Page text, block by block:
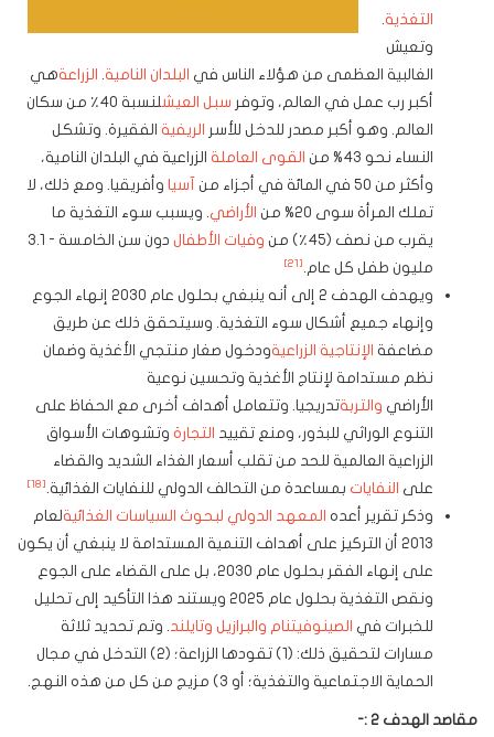
التغذية.
وتعيش
الغالبية العظمى من هؤلاء الناس في البلدان النامية. الزراعةهي
أكبر رب عمل في العالم، وتوفر سبل العيش
لنسبة 40٪ من سكان
العالم. وهو أكبر مصدر للدخل للأسر الريفية الفقيرة. وتشكل
النساء نحو 43% من
القوى العاملة الزراعية في البلدان النامية،
وأكثر من 50 في المائة في أجزاء من
آسيا وأفريقيا. ومع ذلك، لا
تملك المرأة سوى 20% من
الأراضي. ويسبب سوء التغذية ما
يقرب من نصف (45٪) من
وفيات الأطفال
دون سن الخامسة - 3.1
مليون طفل كل عام.[21]
ويهدف الهدف 2 إلى أنه ينبغي بحلول عام 2030 إنهاء الجوع
وإنهاء جميع أشكال سوء التغذية. وسيتحقق ذلك عن طريق
مضاعفة الإنتاجية الزراعيةودخول صغار منتجي الأغذية وضمان
نظم مستدامة لإنتاج الأغذية وتحسين نوعية
الأراضي والتربةتدريجيا. وتتعامل أهداف أخرى مع الحفاظ على
التنوع الوراثي للبذور، ومنع تقييد التجارة وتشوهات الأسواق
الزراعية العالمية للحد من تقلب أسعار الغذاء الشديد والقضاء
على النفايات بمساعدة من التحالف الدولي للنفايات الغذائية.[18]
وذكر تقرير أعده المعهد الدولي لبحوث السياسات الغذائيةلعام
2013 أن التركيز على أهداف التنمية المستدامة لا ينبغي أن يكون
على إنهاء الفقر بحلول عام 2030، بل على القضاء على الجوع
ونقص التغذية بحلول عام 2025 ويستند هذا التأكيد إلى تحليل
للخبرات في الصينوفيتنام والبرازيل وتايلند. وتم تحديد ثلاثة
مسارات لتحقيق ذلك: (1) تقودها الزراعة؛ (2) التدخل في مجال
الحماية الاجتماعية والتغذية؛ أو 3) مزيج من كل من هذه النهج.
مقاصد الهدف 2 :-